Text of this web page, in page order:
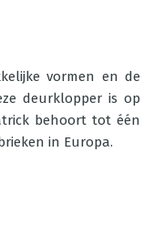
vormen en de
deurklopper is op
behoort tot één
in Europa.